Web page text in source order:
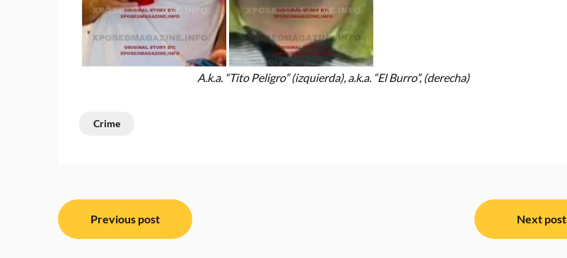
A.k.a. “Tito Peligro” (izquierda), a.k.a. “El Burro”, (derecha)
Crime
Post
navigation
Previous post Next post